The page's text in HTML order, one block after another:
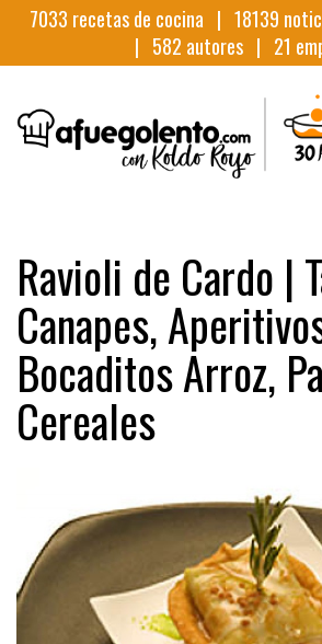
7033 recetas de cocina | 18139
| 582 autores | 21
Ravioli de Cardo |
Canapes,
Bocaditos Arroz,
Cereales